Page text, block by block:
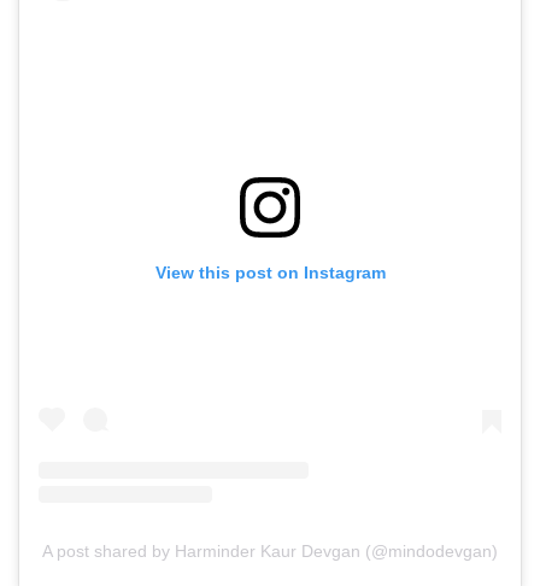
View this post on Instagram
A post shared by Harminder Kaur Devgan (@mindodevgan)